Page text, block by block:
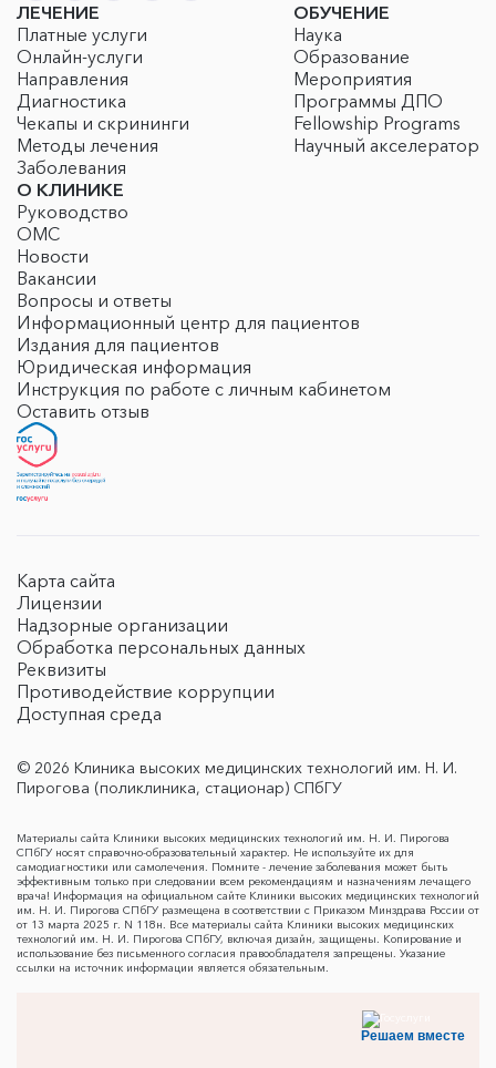
ЛЕЧЕНИЕ
Платные услуги
Онлайн-услуги
Направления
Диагностика
Чекапы и скрининги
Методы лечения
Заболевания
ОБУЧЕНИЕ
Наука
Образование
Мероприятия
Программы ДПО
Fellowship Programs
Научный акселератор
О КЛИНИКЕ
Руководство
ОМС
Новости
Вакансии
Вопросы и ответы
Информационный центр для пациентов
Издания для пациентов
Юридическая информация
Инструкция по работе с личным кабинетом
Оставить отзыв
Карта сайта
Лицензии
Надзорные организации
Обработка персональных данных
Реквизиты
Противодействие коррупции
Доступная среда
© 2026 Клиника высоких медицинских технологий им. Н. И.
Пирогова (поликлиника, стационар) СПбГУ
Материалы сайта Клиники высоких медицинских технологий им. Н. И. Пирогова
СПбГУ носят справочно-образовательный характер. Не используйте их для
самодиагностики или самолечения. Помните - лечение заболевания может быть
эффективным только при следовании всем рекомендациям и назначениям лечащего
врача! Информация на официальном сайте Клиники высоких медицинских технологий
им. Н. И. Пирогова СПбГУ размещена в соответствии с Приказом Минздрава России от
от 13 марта 2025 г. N 118н. Все материалы сайта Клиники высоких медицинских
технологий им. Н. И. Пирогова СПбГУ, включая дизайн, защищены. Копирование и
использование без письменного согласия правообладателя запрещены. Указание
ссылки на источник информации является обязательным.
Решаем вместе